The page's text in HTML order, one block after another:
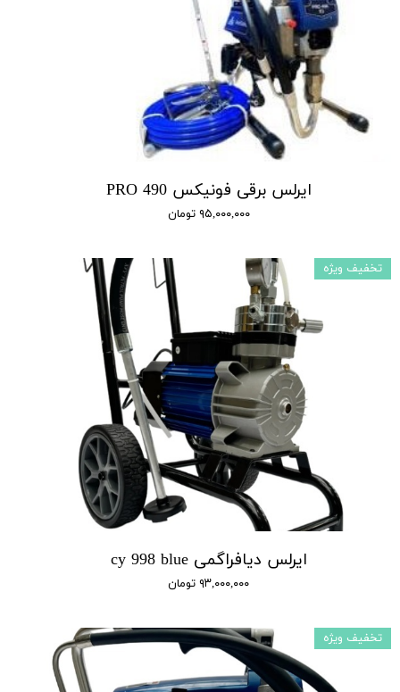
ایرلس برقی فونیکس 490 PRO
۹۵,۰۰۰,۰۰۰ تومان
ایرلس دیافراگمی cy 998 blue
۹۳,۰۰۰,۰۰۰ تومان
تخفیف ویژه
تخفیف ویژه